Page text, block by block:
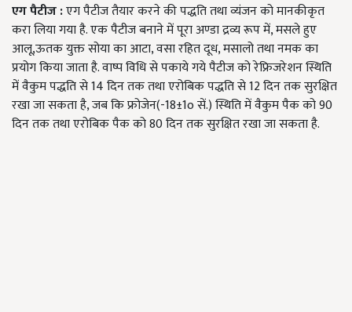
एग पैटीज:एग पैटीज तैयार करने की पद्धति तथा व्यंजन को मानकीकृत
करा लिया गया है. एक पैटीज बनाने में पूरा अण्डा द्रव्य रूप में, मसले हुए
आलू,ऊतक युक्त सोया का आटा, वसा रहित दूध, मसालो तथा नमक का
प्रयोग किया जाता है. वाष्प विधि से पकाये गये पैटीज को रेफ्रिजरेशन स्थिति
में वैकुम पद्धति से 14 दिन तक तथा एरोबिक पद्धति से 12 दिन तक सुरक्षित
रखा जा सकता है, जब कि फ्रोजेन(-18±1o सें.) स्थिति में वैकुम पैक को 90
दिन तक तथा एरोबिक पैक को 80 दिन तक सुरक्षित रखा जा सकता है.